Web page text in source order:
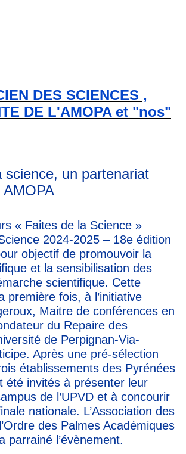
DES SCIENCES ,
DE L'AMOPA et "nos"
science, un partenariat
« Faites de la Science »
2024-2025 – 18e édition
objectif de promouvoir la
et la sensibilisation des
scientifique. Cette
première fois, à l’initiative
Maitre de conférences en
du Repaire des
de Perpignan-Via-
Après une pré-sélection
établissements des Pyrénées
été invités à présenter leur
de l’UPVD et à concourir
nationale. L’Association des
des Palmes Académiques
parrainé l’évènement.